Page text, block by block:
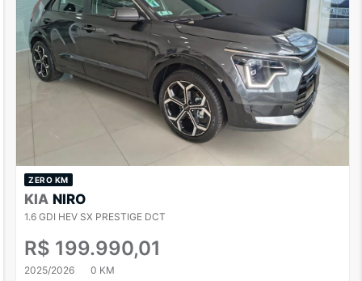
ZERO KM
KIA NIRO
1.6 GDI HEV SX PRESTIGE DCT
R$ 199.990,01
2025/2026 0 KM